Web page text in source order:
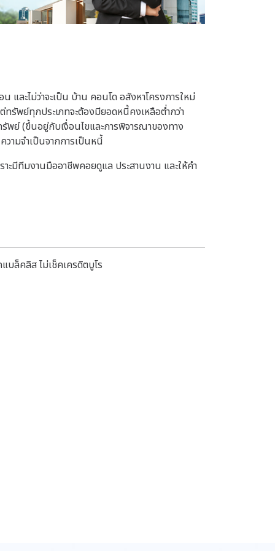
ะไม่ว่าจะเป็น บ้าน คอนโด อสังหาโครงการใหม่
รัพย์ทุกประเภทจะต้องมียอดหนี้คงเหลือต่ำกว่า
พย์ (ขึ้นอยู่กับเงื่อนไขและการพิจารณาของทาง
ามจำเป็นจากการเป็นหนี้
ะมีทีมงานมืออาชีพคอยดูแล ประสานงาน และให้คำ
ล็คลิส ไม่เช็คเครดิตบูโร